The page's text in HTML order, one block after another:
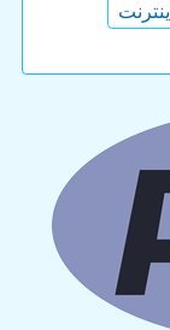
اینترنت